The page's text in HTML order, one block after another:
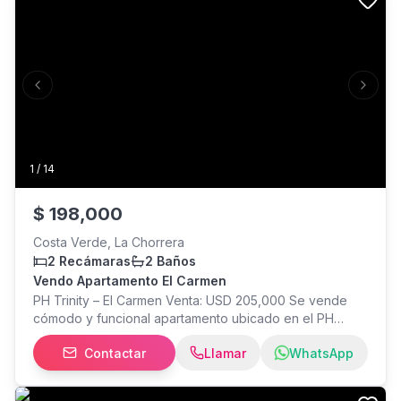
1 / 14
Previous slide Next
$ 198,000
Costa Verde, La Chorrera
2 Recámaras
2 Baños
Vendo Apartamento El Carmen
PH Trinity – El Carmen Venta: USD 205,000 Se vende
cómodo y funcional apartamento ubicado en el PH
Trinity, en El Carmen, una de las zonas más céntricas y
cotizadas de la ciudad, con fácil acceso a Vía España,
Transístmica y estaciones del Metro. Rodeado de
supermercados, restaurantes, bancos, farmacias,
Contactar Llamar WhatsApp